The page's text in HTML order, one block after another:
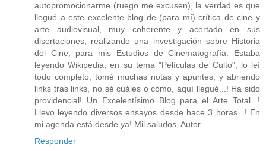
autopromocionarme (ruego me excusen), la verdad es que
llegué a este excelente blog de (para mí) crítica de cine y
arte audiovisual, muy coherente y acertado en sus
disertaciones, realizando una investigación sobre Historia
del Cine, para mis Estudios de Cinematografía. Estaba
leyendo Wikipedia, en su tema "Películas de Culto", lo leí
todo completo, tomé muchas notas y apuntes, y abriendo
links tras links, no sé cuáles o cómo, aquí llegué...! Ha sido
providencial! Un Excelentísimo Blog para el Arte Total...!
Llevo leyendo diversos ensayos desde hace 3 horas...! En
mi agenda está desde ya! Mil saludos, Autor.
Responder